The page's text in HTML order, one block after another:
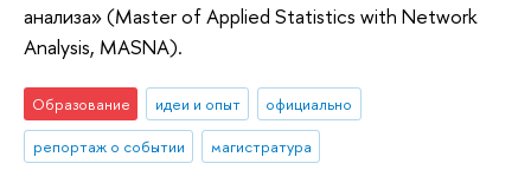
анализа» (Master of Applied Statistics with Network
Analysis, MASNA).
Образование идеи и опыт
официально
репортаж о событии
магистратура